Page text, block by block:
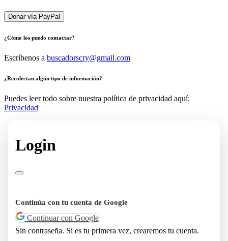
Donar vía PayPal
¿Cómo los puedo contactar?
Escríbenos a buscadorscry@gmail.com
¿Recolectan algún tipo de información?
Puedes leer todo sobre nuestra política de privacidad aquí:
Privacidad
Login
Continúa con tu cuenta de Google
Continuar con Google
Sin contraseña. Si es tu primera vez, crearemos tu cuenta.